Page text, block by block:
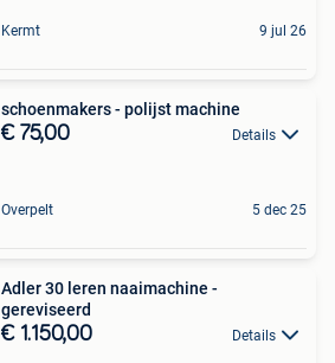
Kermt 9 jul 26
schoenmakers - polijst machine
€ 75,00 Details
Overpelt 5 dec 25
Adler 30 leren naaimachine -
gereviseerd
€ 1.150,00 Details